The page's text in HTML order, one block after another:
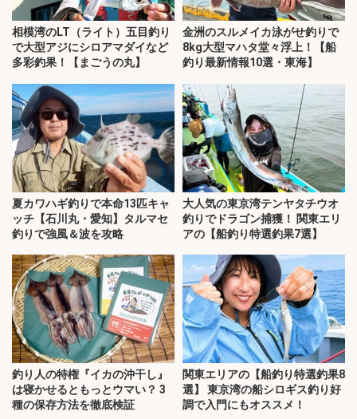
相模湾のLT（ライト）五目釣り
で大型アジにシロアマダイなど
多彩釣果！【まごうの丸】
金洲のスルメイカ泳がせ釣りで
8kg大型マハタ堂々浮上！【船
釣り最新情報10選・東海】
夏カワハギ釣りで本命13匹キャ
ッチ【石川丸・愛知】タルマセ
釣りで強風＆波を攻略
大人気の東京湾テンヤタチウオ
釣りでドラゴン捕獲！ 関東エリ
アの【船釣り特選釣果7選】
釣り人の特権『イカの沖干し』
は寝かせるともっとウマい？ 3
種の保存方法を徹底検証
関東エリアの【船釣り特選釣果8
選】 東京湾の船シロギス釣り好
調で入門にもオススメ！